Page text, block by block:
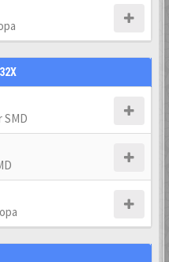
SMD